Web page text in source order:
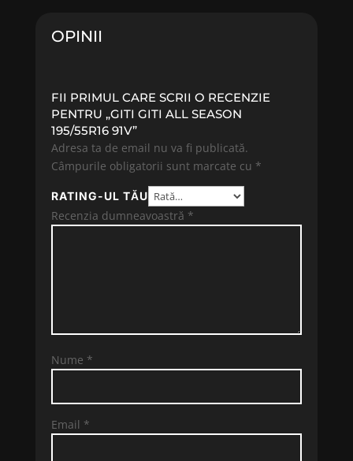
OPINII
FII PRIMUL CARE SCRII O RECENZIE
PENTRU „GITI GITI ALL SEASON
195/55R16 91V”
Adresa ta de email nu va fi publicată.
Câmpurile obligatorii sunt marcate cu *
RATING-UL TĂU
Recenzia dumneavoastră *
Nume *
Email *